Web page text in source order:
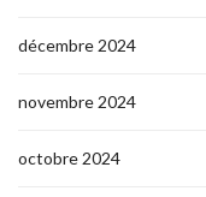
décembre 2024
novembre 2024
octobre 2024